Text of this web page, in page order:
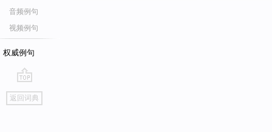
音频例句
视频例句
权威例句
go
top
返回词典